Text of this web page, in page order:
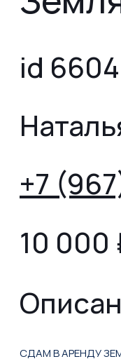
id 6604
+7
10 000
CДАM В AРEНДУ